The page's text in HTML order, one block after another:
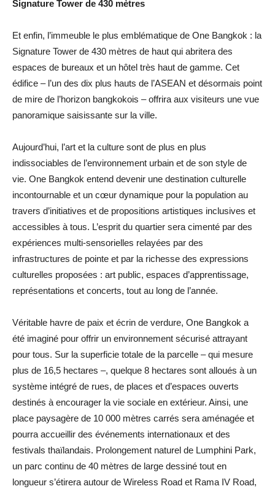
Signature Tower de 430 mètres
Et enfin, l’immeuble le plus emblématique de One Bangkok : la
Signature Tower de 430 mètres de haut qui abritera des
espaces de bureaux et un hôtel très haut de gamme. Cet
édifice – l’un des dix plus hauts de l’ASEAN et désormais point
de mire de l’horizon bangkokois – offrira aux visiteurs une vue
panoramique saisissante sur la ville.
Aujourd’hui, l’art et la culture sont de plus en plus
indissociables de l’environnement urbain et de son style de
vie. One Bangkok entend devenir une destination culturelle
incontournable et un cœur dynamique pour la population au
travers d’initiatives et de propositions artistiques inclusives et
accessibles à tous. L’esprit du quartier sera cimenté par des
expériences multi-sensorielles relayées par des
infrastructures de pointe et par la richesse des expressions
culturelles proposées : art public, espaces d’apprentissage,
représentations et concerts, tout au long de l’année.
Véritable havre de paix et écrin de verdure, One Bangkok a
été imaginé pour offrir un environnement sécurisé attrayant
pour tous. Sur la superficie totale de la parcelle – qui mesure
plus de 16,5 hectares –, quelque 8 hectares sont alloués à un
système intégré de rues, de places et d’espaces ouverts
destinés à encourager la vie sociale en extérieur. Ainsi, une
place paysagère de 10 000 mètres carrés sera aménagée et
pourra accueillir des événements internationaux et des
festivals thaïlandais. Prolongement naturel de Lumphini Park,
un parc continu de 40 mètres de large dessiné tout en
longueur s’étirera autour de Wireless Road et Rama IV Road,